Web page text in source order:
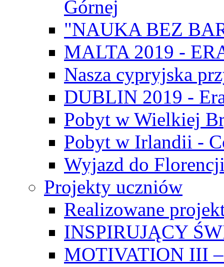
Górnej
"NAUKA BEZ
MALTA 2019 -
Nasza cypryjska
DUBLIN 2019 -
Pobyt w Wielkiej
Pobyt w Irlandii -
Wyjazd do
Projekty uczniów
Realizowane
INSPIRUJĄCY
MOTIVATION III